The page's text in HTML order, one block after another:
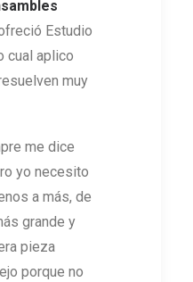
Estudio
cual aplico
muy
me dice
yo necesito
a más, de
grande y
pieza
porque no